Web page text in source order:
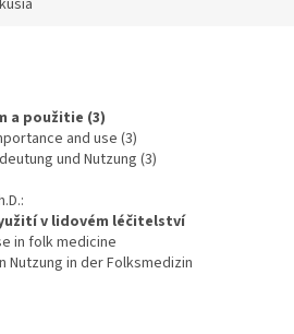
a použitie (3)
and use (3)
und Nutzung (3)
v lidovém léčitelství
in folk medicine
Nutzung in der Folksmedizin